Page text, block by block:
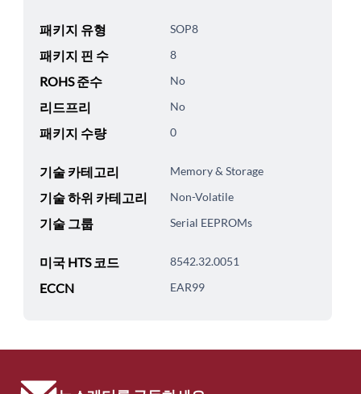
패키지 유형 SOP8
패키지 핀 수 8
ROHS 준수 No
리드프리 No
패키지 수량 0
기술 카테고리 Memory & Storage
기술 하위 카테고리 Non-Volatile
기술 그룹 Serial EEPROMs
미국 HTS 코드 8542.32.0051
ECCN EAR99